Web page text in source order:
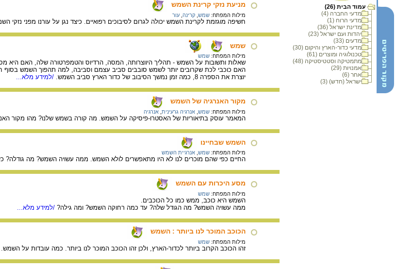
עמוד הבית (26)
מדעי החברה (4)
מדעי הרוח (1)
מדינת ישראל (36)
יהדות ועם ישראל (23)
מדעים (33)
מדעי כדור-הארץ והיקום (30)
טכנולוגיה ומוצרים (61)
מתמטיקה וסטטיסטיקה (48)
אמנויות (29)
אחר (6)
ישראל (חדש) (3)
מניעת נזקי קרינת השמש
מילות המפתח: שמש קרינה עור
חשיפה מוגזמת לקרינת השמש יכולה לגרום לסיבוכים רפואיים. כיצד נגן על עורנו מפני נזקי
שמש
מילות המפתח: שמש
שאלות ותשובות על השמש - תהליך היווצרותה, המסה, הרדיוס והטמפרטורה שלה, האם היא
האם כוכבי לכת שקרובים יותר לשמש סובבים סביב עצמם וסביבה, למה תהפוך השמש בסוף
יוצרת את הספרה 8, כמה זמן נמשך הסיבוב של כדור הארץ סביב השמש.
/למידע מלא...
מקור האנרגיה של השמש
מילות המפתח: שמש אנרגיה גרעינית אנרגיה
המאמר עוסק בתיאוריות של האסטרו-פיסיקה על השמש. מה קורה בשמש שלנו? מהו מקור
השמש שבחיינו
מילות המפתח: שמש אנרגיית השמש
החיים כפי שהם מוכרים לנו לא היו מתאפשרים לולא השמש. ממה עשויה השמש? מה גודלה?
מסע היכרות עם השמש
מילות המפתח: שמש
השמש היא כוכב, ממש כמו כל הכוכבים.
ממה עשויה השמש? מה הגודל שלה? עד כמה רחוקה השמש? ומה גילה? /למידע מלא...
הכוכב המוכר לנו ביותר : השמש
מילות המפתח: שמש
זהו הכוכב הקרוב ביותר לכדור-הארץ, ולכן זהו הכוכב המוכר לנו ביותר. כמה עובדות על השמש.